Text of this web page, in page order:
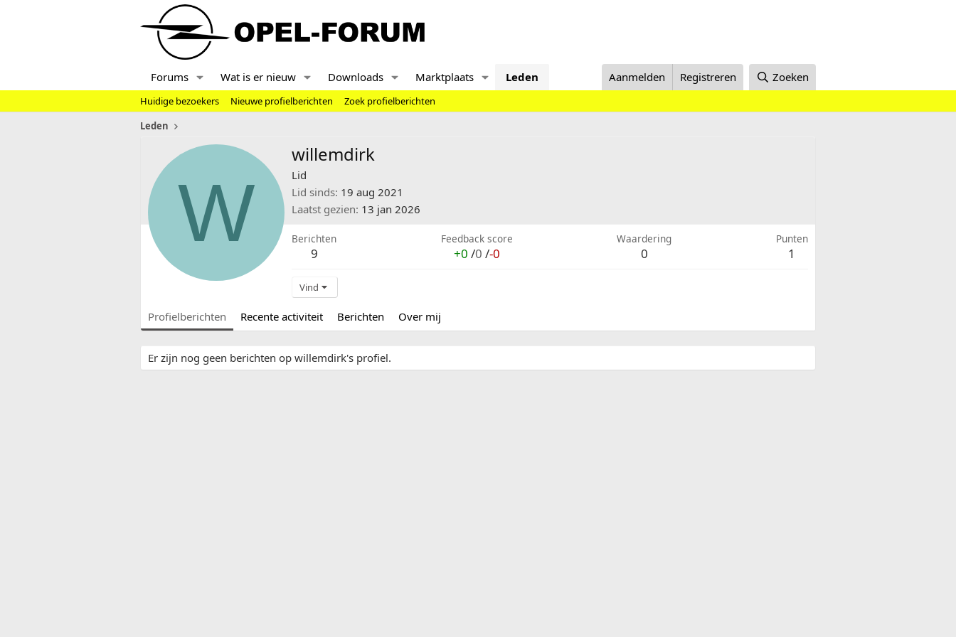
Forums Wat is er nieuw Downloads Marktplaats Leden Aanmelden Registreren Zoeken
Huidige bezoekers Nieuwe profielberichten
Zoek profielberichten
Leden
W
willemdirk
Lid
Lid sinds 19 aug 2021
Laatst gezien 13 jan 2026
Berichten
9
Feedback score
+0 /0 /-0
Waardering
0
Punten
1
Vind
Profielberichten Recente activiteit Berichten Over mij
Er zijn nog geen berichten op willemdirk's profiel.